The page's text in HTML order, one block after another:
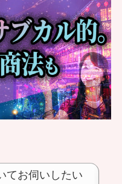
てお伺いしたい